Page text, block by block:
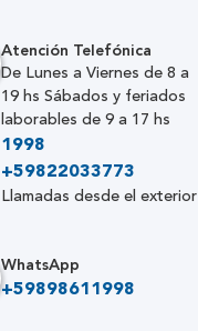
Atención Telefónica
De Lunes a Viernes de 8 a
19 hs Sábados y feriados
laborables de 9 a 17 hs
1998
+59822033773
Llamadas desde el exterior
WhatsApp
+59898611998